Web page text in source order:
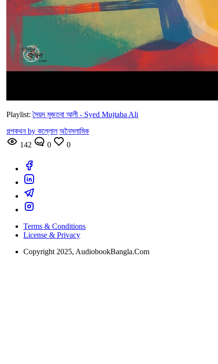
Playlist:সৈয়দ মুজতবা আলী - Syed Mujtaba Ali
গল্পকথন by কল্লোল অনৈসলামিক
142
0 0
Terms & Conditions
License & Privacy
Copyright 2025, AudiobookBangla.Com